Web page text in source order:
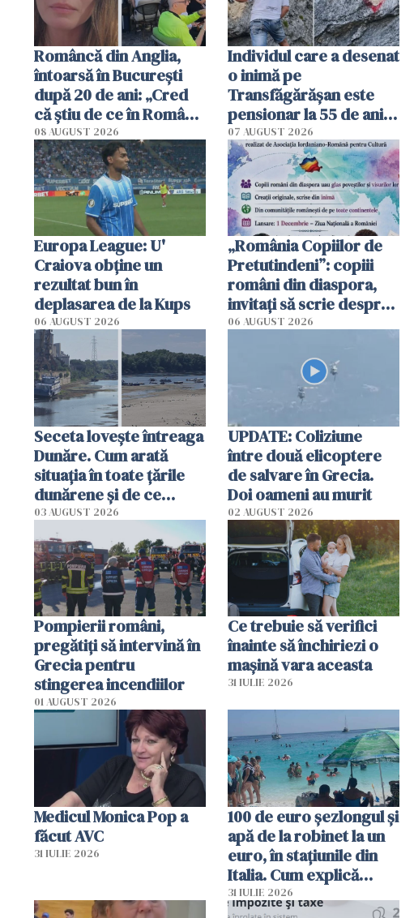
Româncă din Anglia,
întoarsă în București
după 20 de ani: „Cred
că știu de ce în România
se trăiește mai bine ca
în Anglia. E schimbat"
08 AUGUST 2026
Individul care a desenat
o inimă pe
Transfăgărășan este
pensionar la 55 de ani.
Poliția l-a identificat
07 AUGUST 2026
Europa League: U'
Craiova obține un
rezultat bun în
deplasarea de la Kups
06 AUGUST 2026
„România Copiilor de
Pretutindeni”: copiii
români din diaspora,
invitați să scrie despre
România într-un volum
06 AUGUST 2026
Seceta lovește întreaga
Dunăre. Cum arată
situația în toate țările
dunărene și de ce
România resimte
efectele, deși a plouat
în iulie
03 AUGUST 2026
UPDATE: Coliziune
între două elicoptere
de salvare în Grecia.
Doi oameni au murit
02 AUGUST 2026
Pompierii români,
pregătiţi să intervină în
Grecia pentru
stingerea incendiilor
01 AUGUST 2026
Ce trebuie să verifici
înainte să închiriezi o
mașină vara aceasta
31 IULIE 2026
Medicul Monica Pop a
făcut AVC
31 IULIE 2026
100 de euro șezlongul și
apă de la robinet la un
euro, în stațiunile din
Italia. Cum explică
autoritățile
31 IULIE 2026